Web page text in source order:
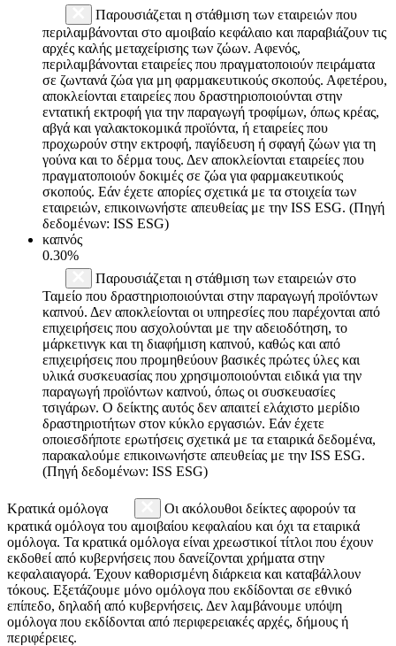
Παρουσιάζεται η στάθμιση των εταιρειών που
περιλαμβάνονται στο αμοιβαίο κεφάλαιο και παραβιάζουν τις
αρχές καλής μεταχείρισης των ζώων. Αφενός,
περιλαμβάνονται εταιρείες που πραγματοποιούν πειράματα
σε ζωντανά ζώα για μη φαρμακευτικούς σκοπούς. Αφετέρου,
αποκλείονται εταιρείες που δραστηριοποιούνται στην
εντατική εκτροφή για την παραγωγή τροφίμων, όπως κρέας,
αβγά και γαλακτοκομικά προϊόντα, ή εταιρείες που
προχωρούν στην εκτροφή, παγίδευση ή σφαγή ζώων για τη
γούνα και το δέρμα τους. Δεν αποκλείονται εταιρείες που
πραγματοποιούν δοκιμές σε ζώα για φαρμακευτικούς
σκοπούς. Εάν έχετε απορίες σχετικά με τα στοιχεία των
εταιρειών, επικοινωνήστε απευθείας με την ISS ESG. (Πηγή
δεδομένων: ISS ESG)
καπνός
0.30%
Παρουσιάζεται η στάθμιση των εταιρειών στο
Ταμείο που δραστηριοποιούνται στην παραγωγή προϊόντων
καπνού. Δεν αποκλείονται οι υπηρεσίες που παρέχονται από
επιχειρήσεις που ασχολούνται με την αδειοδότηση, το
μάρκετινγκ και τη διαφήμιση καπνού, καθώς και από
επιχειρήσεις που προμηθεύουν βασικές πρώτες ύλες και
υλικά συσκευασίας που χρησιμοποιούνται ειδικά για την
παραγωγή προϊόντων καπνού, όπως οι συσκευασίες
τσιγάρων. Ο δείκτης αυτός δεν απαιτεί ελάχιστο μερίδιο
δραστηριοτήτων στον κύκλο εργασιών. Εάν έχετε
οποιεσδήποτε ερωτήσεις σχετικά με τα εταιρικά δεδομένα,
παρακαλούμε επικοινωνήστε απευθείας με την ISS ESG.
(Πηγή δεδομένων: ISS ESG)
Κρατικά ομόλογα
Οι ακόλουθοι δείκτες αφορούν τα
κρατικά ομόλογα του αμοιβαίου κεφαλαίου και όχι τα εταιρικά
ομόλογα. Τα κρατικά ομόλογα είναι χρεωστικοί τίτλοι που έχουν
εκδοθεί από κυβερνήσεις που δανείζονται χρήματα στην
κεφαλαιαγορά. Έχουν καθορισμένη διάρκεια και καταβάλλουν
τόκους. Εξετάζουμε μόνο ομόλογα που εκδίδονται σε εθνικό
επίπεδο, δηλαδή από κυβερνήσεις. Δεν λαμβάνουμε υπόψη
ομόλογα που εκδίδονται από περιφερειακές αρχές, δήμους ή
περιφέρειες.